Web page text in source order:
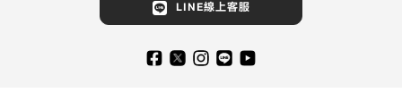
LINE線上客服